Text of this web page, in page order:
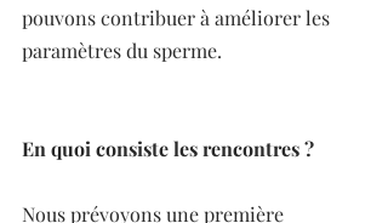
pouvons contribuer à améliorer les
paramètres du sperme.
En quoi consiste les rencontres ?
Nous prévoyons une première